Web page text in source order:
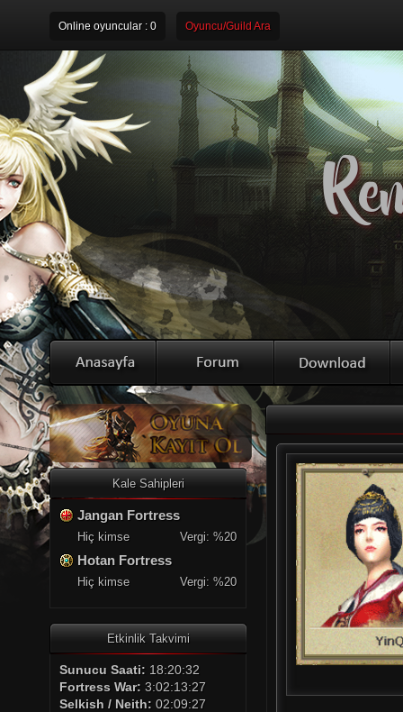
Online oyuncular : 0 Oyuncu/Guild Ara
Kale Sahipleri
Jangan Fortress
Hiç kimse Vergi: %20
Hotan Fortress
Hiç kimse Vergi: %20
Etkinlik Takvimi
Sunucu Saati: 18:20:32
Fortress War: 3:02:13:27
Selkish / Neith: 02:09:27